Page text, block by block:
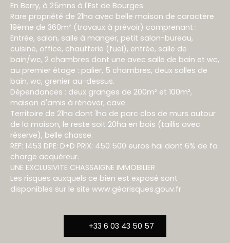
En Berry, à 25mns à l'Est de Bourges.
Rare propriété de 21ha avec belle maison de caractère
19ème de 360m² (travaux à prévoir) comprenant :
Entrée, salon, salle à manger, petit salon-bureau,
cuisine, office, chaufferie (fuel), entrée, salle de
bain/wc, 2 chambres dont une avec salle de bain et wc,
au premier étage : palier, 5 chambres, deux salles de
bain, wc, grenier au-dessus.
Dépendances : deux granges de 200m² et 100m²,
maison d'amis à rénover, cave.
Territoire de 21ha dont 1ha de parc clos de murs autour
de la maison, le reste soit 20ha en bois (taillis avec
réserve), belle chasse.
REF: 1453 DPE: D+D PRIX: 450 500 euros hai dont 6% de fa
charge acquéreur.
UNE EXCLUSIVITE CHASSAIGNE IMMOBILIER
Les risques auxquels ce bien est exposé sont
disponibles sur le site www.géorisques.gouv.fr
+33 6 03 43 50 57